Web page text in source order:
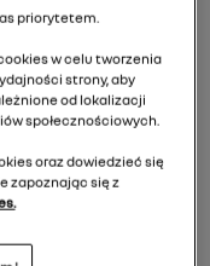
priorytetem.
w celu tworzenia
strony, aby
od lokalizacji
społecznościowych.
oraz dowiedzieć się
zapoznając się z